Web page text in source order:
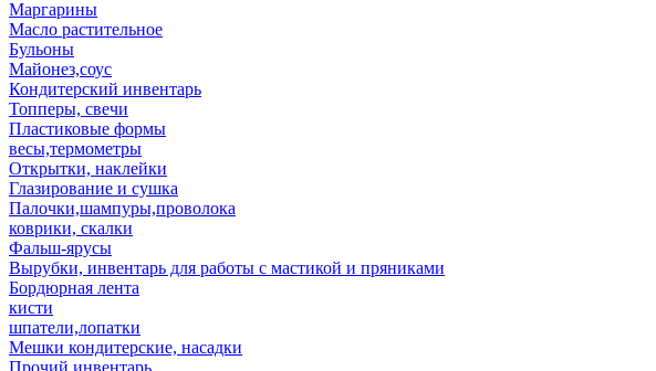
Маргарины
Масло растительное
Бульоны
Майонез,соус
Кондитерский инвентарь
Топперы, свечи
Пластиковые формы
весы,термометры
Открытки, наклейки
Глазирование и сушка
Палочки,шампуры,проволока
коврики, скалки
Фальш-ярусы
Вырубки, инвентарь для работы с мастикой и пряниками
Бордюрная лента
кисти
шпатели,лопатки
Мешки кондитерские, насадки
Прочий инвентарь